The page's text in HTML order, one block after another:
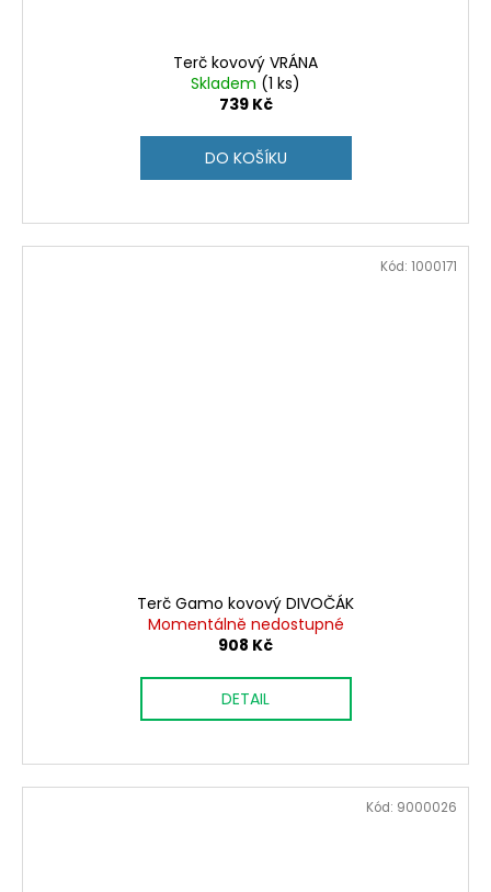
Terč kovový VRÁNA
Skladem (1 ks)
739 Kč
DO KOŠÍKU
Terč Gamo kovový DIVOČÁK
Momentálně nedostupné
908 Kč
DETAIL
Kód: 1000171
Kód: 9000026